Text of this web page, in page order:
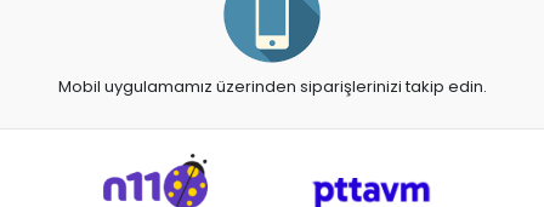
Mobil uygulamamız üzerinden siparişlerinizi takip edin.